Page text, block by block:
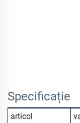
Specificație
articol